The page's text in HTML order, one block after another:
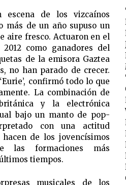
escena de los vizcaínos
más de un año supuso un
aire fresco. Actuaron en el
como ganadores del
de la emisora Gaztea
no han parado de crecer.
confirmó todo lo que
La combinación de
y la electrónica
bajo un manto de pop-
con una actitud
de los jovencísimos
las formaciones más
tiempos.
musicales de los